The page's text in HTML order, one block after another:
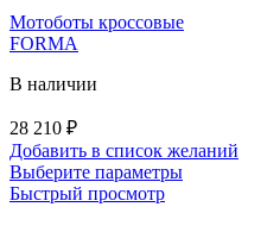
Мотоботы кроссовые
FORMA
В наличии
28 210 ₽
Добавить в список желаний
Выберите параметрыЭтот
Быстрый просмотр